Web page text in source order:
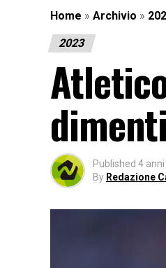
Home » Archivio »
2023
Published 4
By Redazione